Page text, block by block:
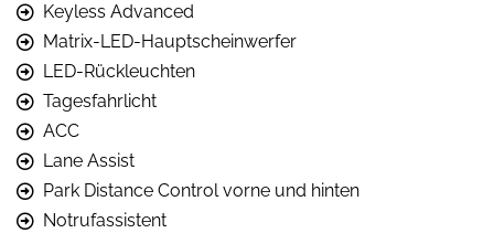
Keyless Advanced
Matrix-LED-Hauptscheinwerfer
LED-Rückleuchten
Tagesfahrlicht
ACC
Lane Assist
Park Distance Control vorne und hinten
Notrufassistent